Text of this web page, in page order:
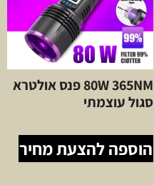
80W 365NM פנס אולטרא
סגול עוצמתי
הוספה להצעת מחיר